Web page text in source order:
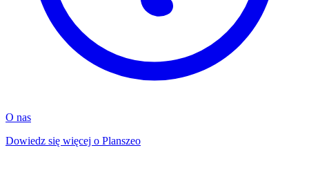
O nas
Dowiedz się więcej o Planszeo